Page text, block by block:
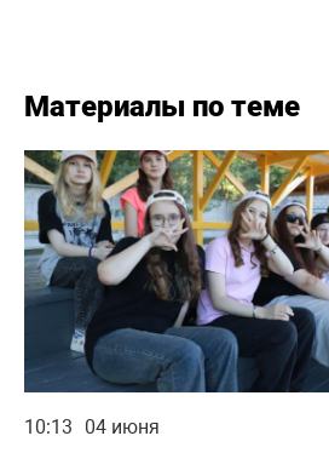
Материалы по теме
10:13 04 июня